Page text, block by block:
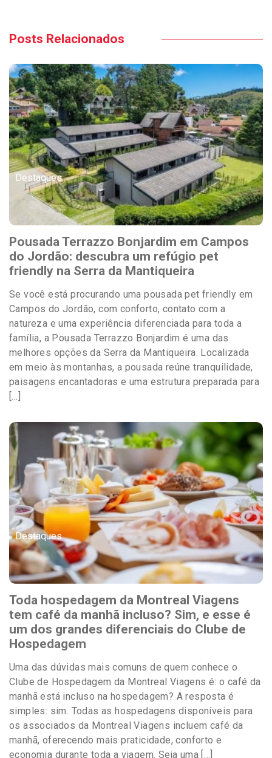
Posts Relacionados
Destaques
Pousada Terrazzo Bonjardim em Campos
do Jordão: descubra um refúgio pet
friendly na Serra da Mantiqueira
Se você está procurando uma pousada pet friendly em
Campos do Jordão, com conforto, contato com a
natureza e uma experiência diferenciada para toda a
família, a Pousada Terrazzo Bonjardim é uma das
melhores opções da Serra da Mantiqueira. Localizada
em meio às montanhas, a pousada reúne tranquilidade,
paisagens encantadoras e uma estrutura preparada para
[…]
Destaques
Toda hospedagem da Montreal Viagens
tem café da manhã incluso? Sim, e esse é
um dos grandes diferenciais do Clube de
Hospedagem
Uma das dúvidas mais comuns de quem conhece o
Clube de Hospedagem da Montreal Viagens é: o café da
manhã está incluso na hospedagem? A resposta é
simples: sim. Todas as hospedagens disponíveis para
os associados da Montreal Viagens incluem café da
manhã, oferecendo mais praticidade, conforto e
economia durante toda a viagem. Seja uma […]